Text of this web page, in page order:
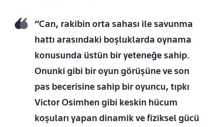
“Can, rakibin orta sahası ile savunma
hattı arasındaki boşluklarda oynama
konusunda üstün bir yeteneğe sahip.
Onunki gibi bir oyun görüşüne ve son
pas becerisine sahip bir oyuncu, tıpkı
Victor Osimhen gibi keskin hücum
koşuları yapan dinamik ve fiziksel gücü